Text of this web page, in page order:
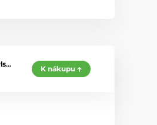
K nákupu